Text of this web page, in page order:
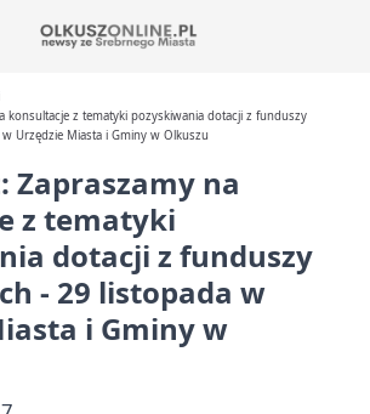
konsultacje z tematyki pozyskiwania dotacji z funduszy
Urzędzie Miasta i Gminy w Olkuszu
Zapraszamy na
z tematyki
dotacji z funduszy
- 29 listopada w
i Gminy w